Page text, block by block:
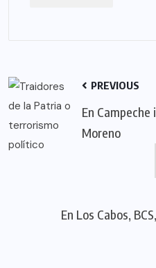
PREVIOUS
En
Moreno
En Los Cabos,